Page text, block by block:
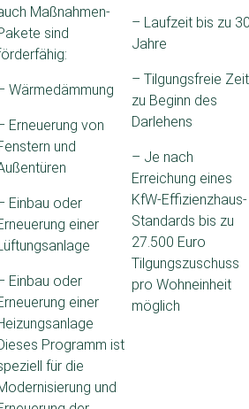
Maßnahmen-
sind
Wärmedämmung
Erneuerung von
und
Einbau oder
einer
Einbau oder
einer
– Laufzeit bis zu
Jahre
– Tilgungsfreie Zeit
zu Beginn des
Darlehens
– Je nach
Erreichung eines
KfW-Effizienzhaus-
Standards bis zu
27.500 Euro
Tilgungszuschuss
pro Wohneinheit
möglich
Programm ist
für die
und